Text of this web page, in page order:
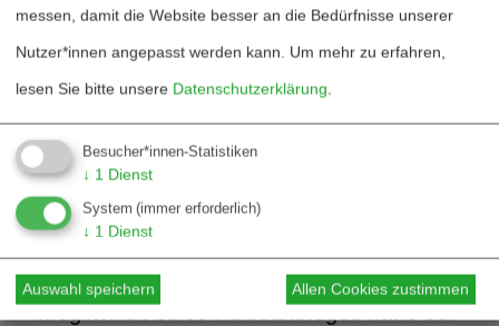
niederschmetterndes Beispiel. Der Frieden
wurde dort mit Hilfe einer brutalen
Repression hergestellt. Folgerichtig
wurden die nationalen Befreiungskriege
von Vielen als Kriege zur Herstellung eines
positiven Friedens (stillschweigend)
gerechtfertigt. Aber mit Blick auf die
Konfrontation der Supermächte und die
Möglichkeit eines Nuklearkrieges hatte der
messen, damit die Website besser an die Bedürfnisse unserer
Nutzer*innen angepasst werden kann. Um mehr zu erfahren,
lesen Sie bitte unsere Datenschutzerklärung.
Besucher*innen-Statistiken
↓ 1 Dienst
System (immer erforderlich)
↓ 1 Dienst
Auswahl speichern Allen Cookies zustimmen